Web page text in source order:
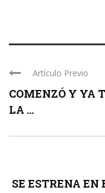
Artículo Previo
COMENZÓ Y YA
LA ...
SE ESTRENA EN